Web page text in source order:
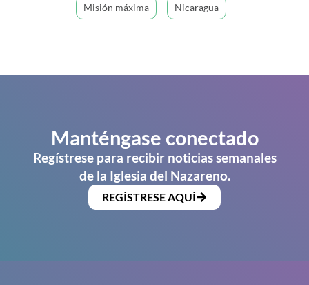
Misión máxima
Nicaragua
Manténgase conectado
Regístrese para recibir noticias semanales
de la Iglesia del Nazareno.
REGÍSTRESE AQUÍ